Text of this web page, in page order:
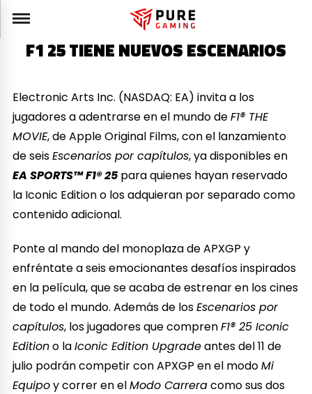
F1 25 TIENE NUEVOS ESCENARIOS
Electronic Arts Inc. (NASDAQ: EA) invita a los
jugadores a adentrarse en el mundo deF1® THE
MOVIE, de Apple Original Films, con el lanzamiento
de seisEscenarios por capítulos, ya disponibles en
EA SPORTS™ F1® 25 para quienes hayan reservado
la Iconic Edition o los adquieran por separado como
contenido adicional.
Ponte al mando del monoplaza de APXGP y
enfréntate a seis emocionantes desafíos inspirados
en la película, que se acaba de estrenar en los cines
de todo el mundo. Además de losEscenarios por
capítulos, los jugadores que comprenF1® 25 Iconic
Editiono laIconic Edition Upgradeantes del 11 de
julio podrán competir con APXGP en el modoMi
Equipoy correr en elModo Carreracomo sus dos